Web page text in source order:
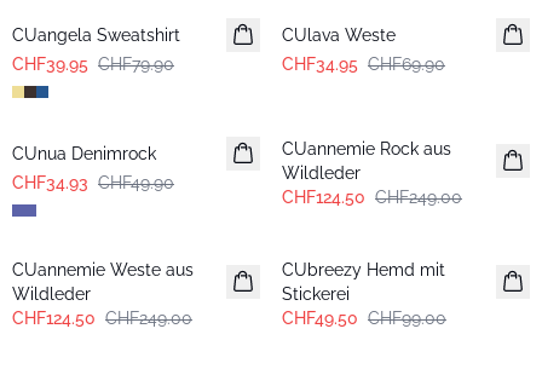
CUangela Sweatshirt
CHF39.95 CHF79.90
CUlava Weste
CHF34.95 CHF69.90
-30%
CUnua Denimrock
CHF34.93 CHF49.90
CUannemie Rock aus
Wildleder
CHF124.50 CHF249.00
CUannemie Weste aus
Wildleder
CHF124.50 CHF249.00
CUbreezy Hemd mit
Stickerei
CHF49.50 CHF99.00